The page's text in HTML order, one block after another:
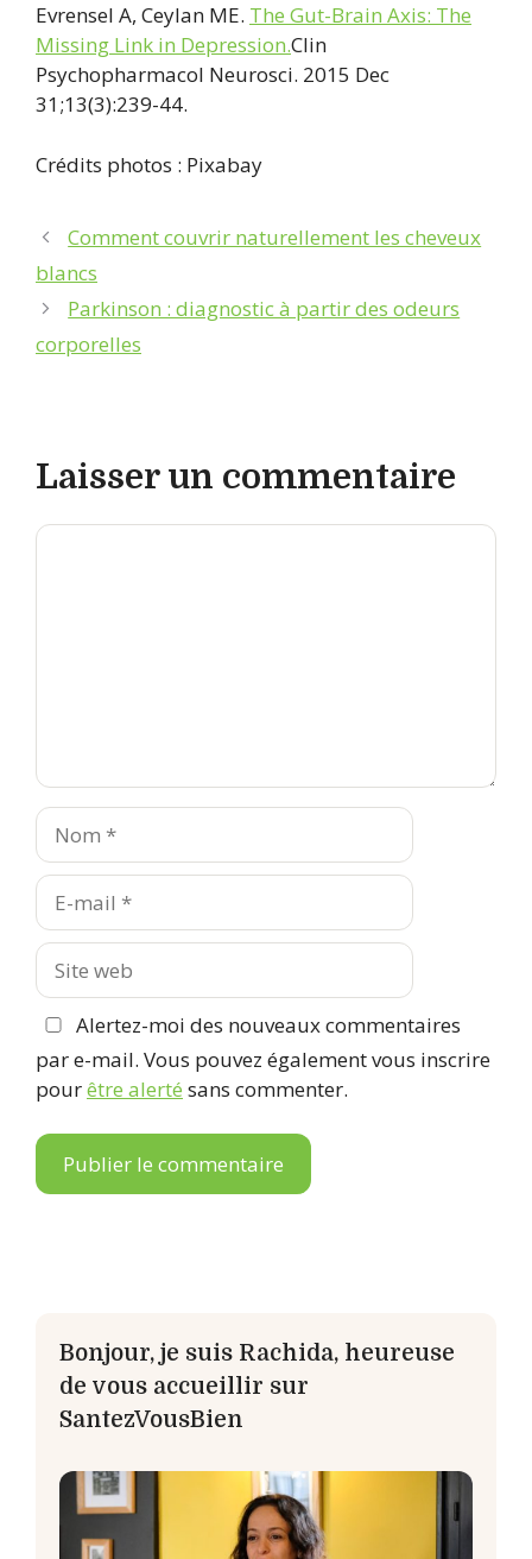
Evrensel A, Ceylan ME. The Gut-Brain Axis: The
Missing Link in Depression.Clin
Psychopharmacol Neurosci. 2015 Dec
31;13(3):239-44.
Crédits photos : Pixabay
Comment couvrir naturellement les cheveux
blancs
Parkinson : diagnostic à partir des odeurs
corporelles
Laisser un commentaire
Commentaire
Nom
E-
mail
Site
web
Alertez-moi des nouveaux commentaires
par e-mail. Vous pouvez également vous inscrire
pourêtre alerté sans commenter.
Bonjour, je suis Rachida, heureuse
de vous accueillir sur
SantezVousBien